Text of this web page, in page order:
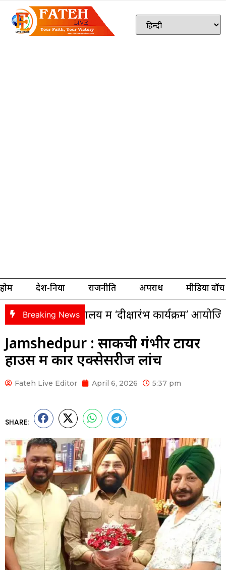
होम देश-दुनिया राजनीति अपराध मीडिया वॉच
Breaking News
में ‘दीक्षारंभ कार्यक्रम’ आयोजित,
Jamshedpur : साकची गंभीर टायर
हाउस में कार एक्सेसरीज लांच
Fateh Live Editor April 6, 2026 5:37 pm
SHARE: